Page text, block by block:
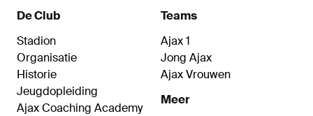
De Club
Stadion
Organisatie
Historie
Jeugdopleiding
Ajax Coaching Academy
Teams
Ajax 1
Jong Ajax
Ajax Vrouwen
Meer